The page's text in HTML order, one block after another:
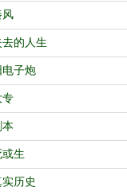
风
的人生
电子炮
专
本
或生
历史